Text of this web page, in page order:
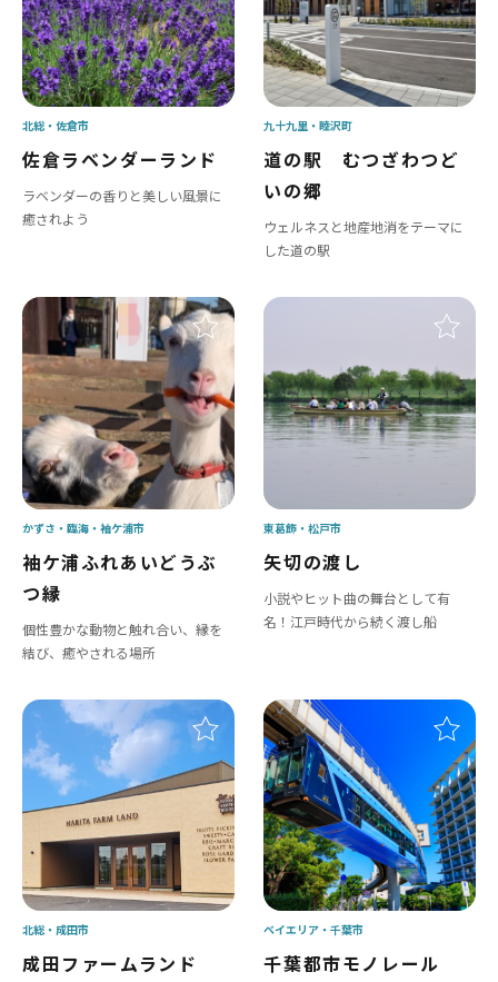
佐倉ラベンダーランド
ラベンダーの香りと美しい風景に
癒されよう
北総 佐倉市
道の駅 むつざわつど
いの郷
ウェルネスと地産地消をテーマに
した道の駅
九十九里 睦沢町
袖ケ浦ふれあいどうぶ
つ縁
個性豊かな動物と触れ合い、縁を
結び、癒やされる場所
かずさ・臨海 袖ケ浦市
矢切の渡し
小説やヒット曲の舞台として有
名！江戸時代から続く渡し船
東葛飾 松戸市
成田ファームランド
北総 成田市
千葉都市モノレール
ベイエリア 千葉市